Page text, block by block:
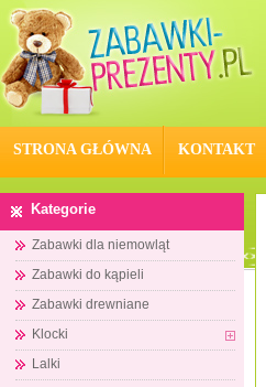
STRONA GŁÓWNA KONTAKT
Kategorie
Zabawki dla niemowląt
Zabawki do kąpieli
Zabawki drewniane
Klocki
Lalki